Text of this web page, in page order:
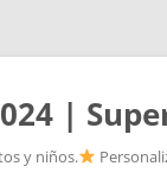
|
y niños.